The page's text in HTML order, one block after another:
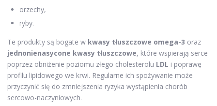
orzechy,
ryby.
Te produkty są bogate w kwasy tłuszczowe omega-3 oraz
jednonienasycone kwasy tłuszczowe, które wspierają serce
poprzez obniżenie poziomu złego cholesterolu LDL i poprawę
profilu lipidowego we krwi. Regularne ich spożywanie może
przyczynić się do zmniejszenia ryzyka wystąpienia chorób
sercowo-naczyniowych.